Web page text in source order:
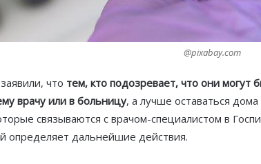
@pixabay.com
что тем, кто подозревает, что они могут
врачу или в больницу, а лучше оставаться
связываются с врачом-специалистом в
определяет дальнейшие действия.